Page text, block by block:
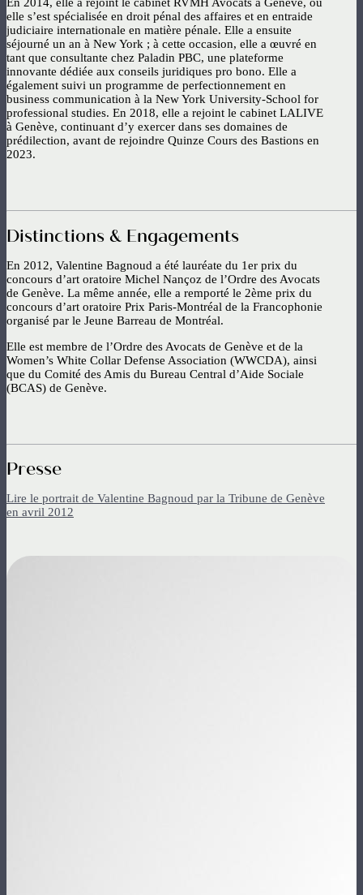
En 2014, elle a rejoint le cabinet RVMH Avocats à Genève, où
elle s’est spécialisée en droit pénal des affaires et en entraide
judiciaire internationale en matière pénale. Elle a ensuite
séjourné un an à New York ; à cette occasion, elle a œuvré en
tant que consultante chez Paladin PBC, une plateforme
innovante dédiée aux conseils juridiques pro bono. Elle a
également suivi un programme de perfectionnement en
business communication à la New York University-School for
professional studies. En 2018, elle a rejoint le cabinet LALIVE
à Genève, continuant d’y exercer dans ses domaines de
prédilection, avant de rejoindre Quinze Cours des Bastions en
2023.
Distinctions & Engagements
En 2012, Valentine Bagnoud a été lauréate du 1er prix du
concours d’art oratoire Michel Nançoz de l’Ordre des Avocats
de Genève. La même année, elle a remporté le 2ème prix du
concours d’art oratoire Prix Paris-Montréal de la Francophonie
organisé par le Jeune Barreau de Montréal.
Elle est membre de l’Ordre des Avocats de Genève et de la
Women’s White Collar Defense Association (WWCDA), ainsi
que du Comité des Amis du Bureau Central d’Aide Sociale
(BCAS) de Genève.
Presse
Lire le portrait de Valentine Bagnoud par la Tribune de Genève
en avril 2012
Image